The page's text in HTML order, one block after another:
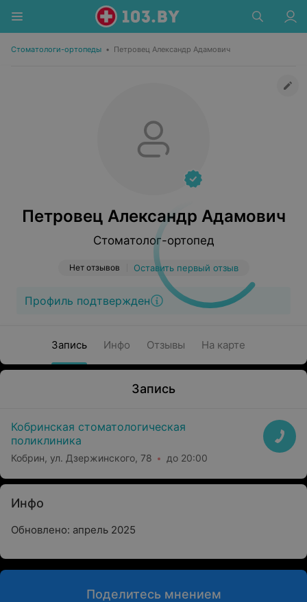
Стоматологи-ортопеды • Петровец Александр Адамович
Петровец Александр Адамович
Стоматолог-ортопед
Нет отзывов Оставить первый отзыв
Профиль подтвержден
Запись Инфо Отзывы На карте
Запись
Кобринская стоматологическая
поликлиника
Кобрин, ул. Дзержинского, 78 до 20:00
Инфо
Обновлено: апрель 2025
Поделитесь мнением